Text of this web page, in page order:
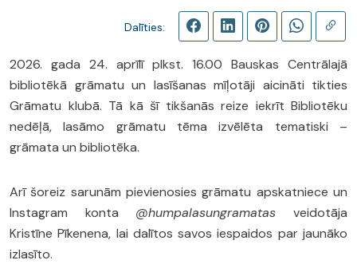
Dalīties:
2026. gada 24. aprīlī plkst. 16.00 Bauskas Centrālajā
bibliotēkā grāmatu un lasīšanas mīļotāji aicināti tikties
Grāmatu klubā. Tā kā šī tikšanās reize iekrīt Bibliotēku
nedēļā, lasāmo grāmatu tēma izvēlēta tematiski –
grāmata un bibliotēka.
Arī šoreiz sarunām pievienosies grāmatu apskatniece un
Instagram konta @humpalasungramatas veidotāja
Kristīne Pīkenena, lai dalītos savos iespaidos par jaunāko
izlasīto.